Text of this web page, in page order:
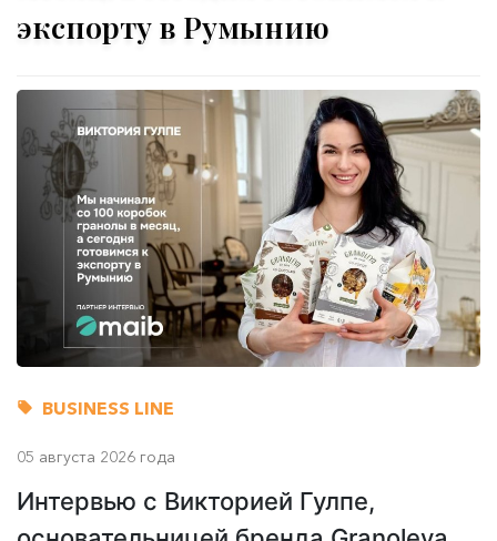
BUSINESS LINE
05 августа 2026 года
экспорту в Румынию
Интервью с Викторией Гулпе,